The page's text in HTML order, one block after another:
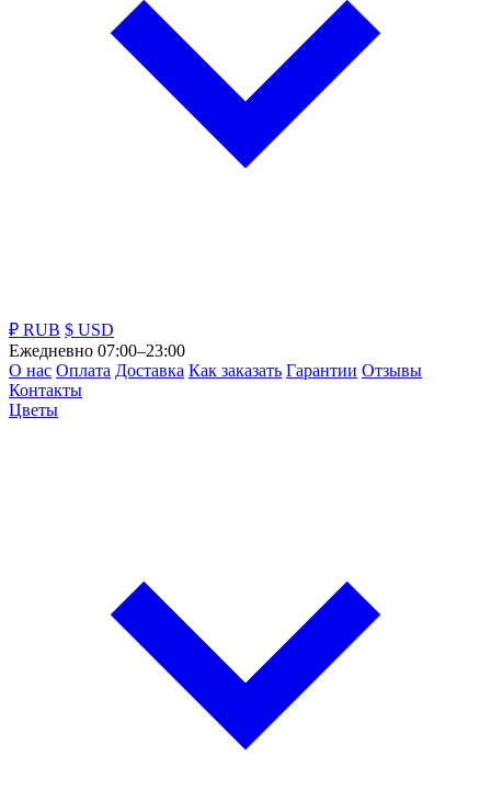
₽ RUB $ USD
Ежедневно 07:00–23:00
О нас Оплата Доставка Как заказать Гарантии Отзывы
Контакты
Цветы